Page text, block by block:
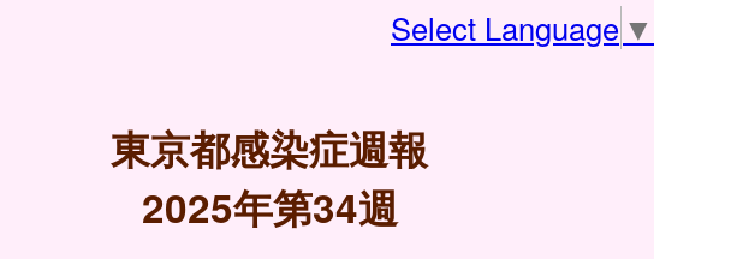
Select Language ▼
東京都感染症週報
2025年第34週